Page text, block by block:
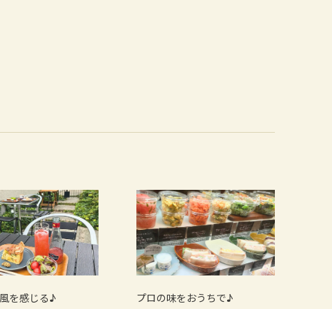
を感じる♪ プロの味をおうちで♪